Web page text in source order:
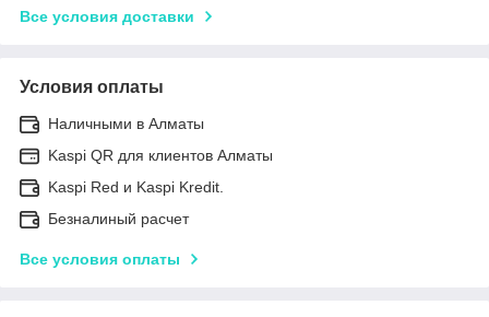
Все условия доставки
Условия оплаты
Наличными в Алматы
Kaspi QR для клиентов Алматы
Kaspi Red и Kaspi Kredit.
Безналиный расчет
Все условия оплаты